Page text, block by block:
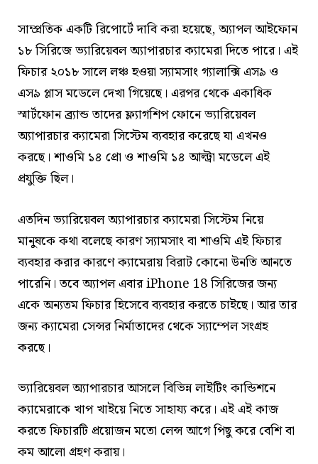
সাম্প্রতিক একটি রিপোর্টে দাবি করা হয়েছে, অ্যাপল আইফোন
১৮ সিরিজে ভ্যারিয়েবল অ্যাপারচার ক্যামেরা দিতে পারে। এই
ফিচার ২০১৮ সালে লঞ্চ হওয়া স্যামসাং গ্যালাক্সি এস৯ ও
এস৯ প্লাস মডেলে দেখা গিয়েছে। এরপর থেকে একাধিক
স্মার্টফোন ব্র্যান্ড তাদের ফ্ল্যাগশিপ ফোনে ভ্যারিয়েবল
অ্যাপারচার ক্যামেরা সিস্টেম ব্যবহার করেছে যা এখনও
করছে। শাওমি ১৪ প্রো ও শাওমি ১৪ আল্ট্রা মডেলে এই
প্রযুক্তি ছিল।
এতদিন ভ্যারিয়েবল অ্যাপারচার ক্যামেরা সিস্টেম নিয়ে
মানুষকে কথা বলেছে কারণ স্যামসাং বা শাওমি এই ফিচার
ব্যবহার করার কারণে ক্যামেরায় বিরাট কোনো উনতি আনতে
পারেনি। তবে অ্যাপল এবার iPhone 18 সিরিজের জন্য
একে অন্যতম ফিচার হিসেবে ব্যবহার করতে চাইছে। আর তার
জন্য ক্যামেরা সেন্সর নির্মাতাদের থেকে স্যাম্পেল সংগ্রহ
করছে।
ভ্যারিয়েবল অ্যাপারচার আসলে বিভিন্ন লাইটিং কান্ডিশনে
ক্যামেরাকে খাপ খাইয়ে নিতে সাহায্য করে। এই এই কাজ
করতে ফিচারটি প্রয়োজন মতো লেন্স আগে পিছু করে বেশি বা
কম আলো গ্রহণ করায়।